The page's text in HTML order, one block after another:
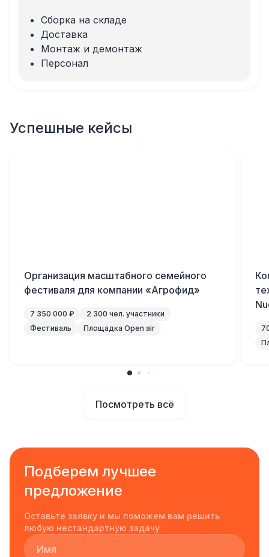
Сборка на складе
Доставка
Монтаж и демонтаж
Персонал
Успешные кейсы
Организация масштабного семейного
фестиваля для компании «Агрофид»
7 350 000 ₽
2 300 чел. участники
Фестиваль
Площадка Open air
Посмотреть всё
Подберем лучшее
предложение
Оставьте заявку и мы поможем вам решить
любую нестандартную задачу